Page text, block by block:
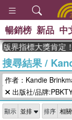
暢銷榜 新品 中
界指標大獎肯定
搜尋結果/
作者：Kandie
出版社/品牌
顯示 排序